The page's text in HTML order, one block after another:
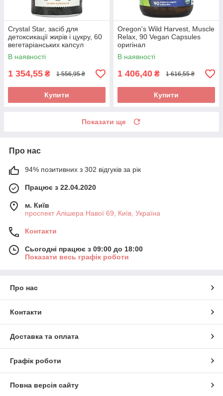
Crystal Star, засіб для
детоксикації жирів і цукру, 60
вегетаріанських капсул
оригінал
В наявності
1 354,55 ₴ 1 556,95 ₴
Купити
Oregon's Wild Harvest, Muscle
Relax, 90 Vegan Capsules
оригінал
В наявності
1 406,40 ₴ 1 616,55 ₴
Купити
Показати ще
Про нас
94% позитивних з 302 відгуків за рік
Працює з 22.04.2020
м. Київ
проспект Алішера Навої 69, Київ, Україна
Контакти
Сьогодні працює з 09:00 до 18:00
Показати весь графік роботи
Про нас
Контакти
Доставка та оплата
Графік роботи
Повна версія сайту